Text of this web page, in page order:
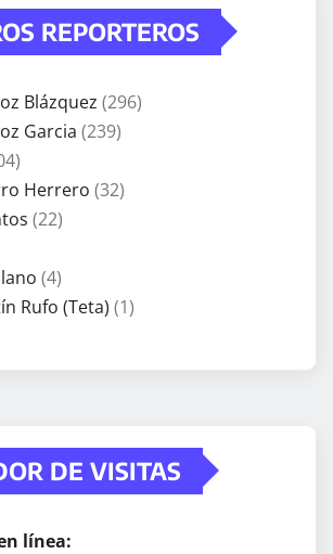
REPORTEROS
Blázquez (296)
Garcia (239)
Herrero (32)
(22)
(4)
Rufo (Teta) (1)
DE VISITAS
línea: